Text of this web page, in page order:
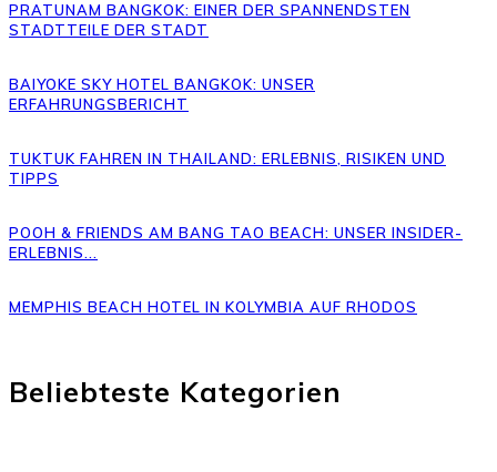
PRATUNAM BANGKOK: EINER DER SPANNENDSTEN
STADTTEILE DER STADT
BAIYOKE SKY HOTEL BANGKOK: UNSER
ERFAHRUNGSBERICHT
TUKTUK FAHREN IN THAILAND: ERLEBNIS, RISIKEN UND
TIPPS
POOH & FRIENDS AM BANG TAO BEACH: UNSER INSIDER-
ERLEBNIS...
MEMPHIS BEACH HOTEL IN KOLYMBIA AUF RHODOS
Beliebteste Kategorien